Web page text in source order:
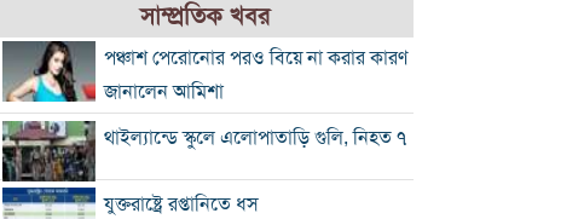
সাম্প্রতিক খবর
পঞ্চাশ পেরোনোর পরও বিয়ে না করার কারণ
জানালেন আমিশা
থাইল্যান্ডে স্কুলে এলোপাতাড়ি গুলি, নিহত ৭
যুক্তরাষ্ট্রে রপ্তানিতে ধস